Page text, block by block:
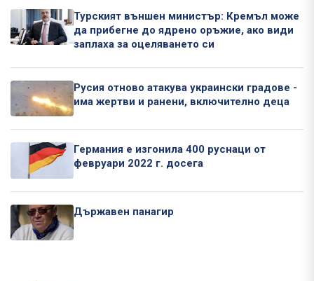
Турският външен министър: Кремъл може
да прибегне до ядрено оръжие, ако види
заплаха за оцеляването си
Русия отново атакува украински градове -
има жертви и ранени, включително деца
Германия е изгонила 400 руснаци от
февруари 2022 г. досега
Държавен панагир